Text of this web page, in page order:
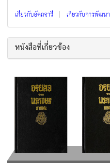
เกี่ยวกับอัตถจารี | เกี่ยวกับการพัฒนา
หนังสือที่เกี่ยวข้อง